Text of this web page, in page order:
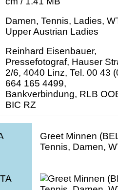
Damen, Tennis, Ladies,
Upper Austrian Ladies
Reinhard Eisenbauer,
Pressefotograf, Hauser
2/6, 4040 Linz, Tel. 00 43
664 165 4499,
Bankverbindung, RLB
BIC RZ
Greet Minnen
Tennis, Damen,